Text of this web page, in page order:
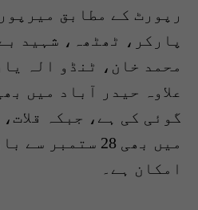
رپورٹ کے مطابق
پارکر، ٹھٹھہ، شہید
محمد خان، ٹنڈو الہ
علاوہ حیدر آباد میں
گوئی کی ہے، جبکہ
میں بھی 28
امکان ہے۔